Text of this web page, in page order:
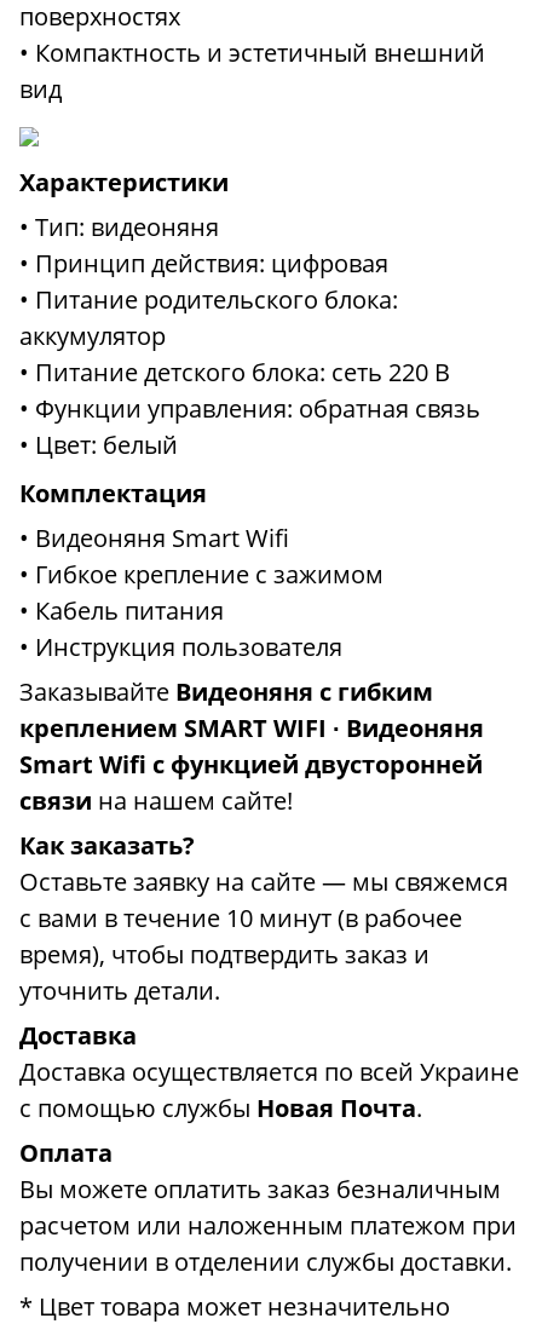
поверхностях
• Компактность и эстетичный внешний
вид
Характеристики
• Тип: видеоняня
• Принцип действия: цифровая
• Питание родительского блока:
аккумулятор
• Питание детского блока: сеть 220 В
• Функции управления: обратная связь
• Цвет: белый
Комплектация
• Видеоняня Smart Wifi
• Гибкое крепление с зажимом
• Кабель питания
• Инструкция пользователя
Заказывайте Видеоняня с гибким
креплением SMART WIFI ∙ Видеоняня
Smart Wifi с функцией двусторонней
связи на нашем сайте!
Как заказать?
Оставьте заявку на сайте — мы свяжемся
с вами в течение 10 минут (в рабочее
время), чтобы подтвердить заказ и
уточнить детали.
Доставка
Доставка осуществляется по всей Украине
с помощью службы Новая Почта.
Оплата
Вы можете оплатить заказ безналичным
расчетом или наложенным платежом при
получении в отделении службы доставки.
* Цвет товара может незначительно